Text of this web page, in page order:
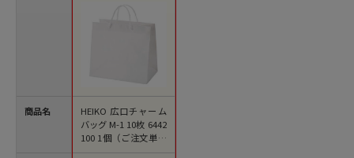
商品名
HEIKO 広口チャーム
バッグ M-1 10枚 6442
100 1個（ご注文単位
1個）【直送品】